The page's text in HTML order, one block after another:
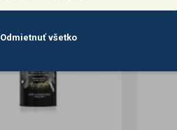
Odmietnuť všetko